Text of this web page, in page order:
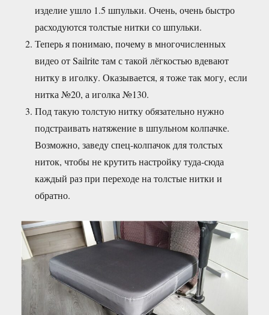
изделие ушло 1.5 шпульки. Очень, очень быстро
расходуются толстые нитки со шпульки.
Теперь я понимаю, почему в многочисленных
видео от Sailrite там с такой лёгкостью вдевают
нитку в иголку. Оказывается, я тоже так могу, если
нитка №20, а иголка №130.
Под такую толстую нитку обязательно нужно
подстраивать натяжение в шпульном колпачке.
Возможно, заведу спец-колпачок для толстых
ниток, чтобы не крутить настройку туда-сюда
каждый раз при переходе на толстые нитки и
обратно.